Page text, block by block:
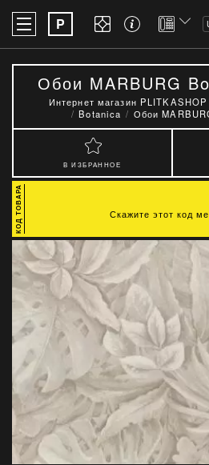
P
Обои MARBURG
Интернет магазин PLITKASHOP
Botanica
Обои
В ИЗБРАННОЕ
Скажите этот код